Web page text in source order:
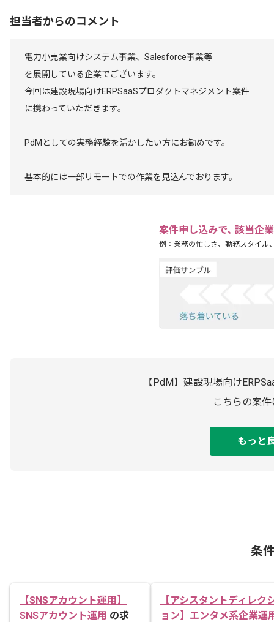
担当者からのコメント
電力小売業向けシステム事業、Salesforce事業等
を展開している企業でございます。
今回は建設現場向けERPSaaSプロダクトマネジメント案件
に携わっていただきます。
PdMとしての実務経験を活かしたい方にお勧めです。
基本的には一部リモートでの作業を見込んでおります。
案件申し込みで､ 該当企
例：業務の忙しさ、勤務スタイル
【PdM】建設現場向け
こちらの案
もっと
条
【SNSアカウント運用】
SNSアカウント運用 の求
【アシスタントディレク
ョン】エンタメ系企業運